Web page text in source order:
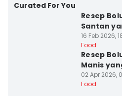
Curated For You
Resep
Santan
16 Feb 2026,
Food
Resep
Manis
02 Apr 2026,
Food